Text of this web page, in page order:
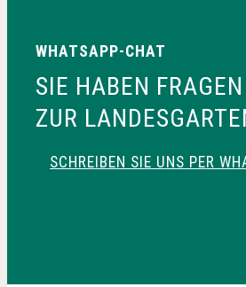
WHATSAPP-CHAT
SIE HABEN FRAGEN
ZUR
SCHREIBEN SIE UNS PER